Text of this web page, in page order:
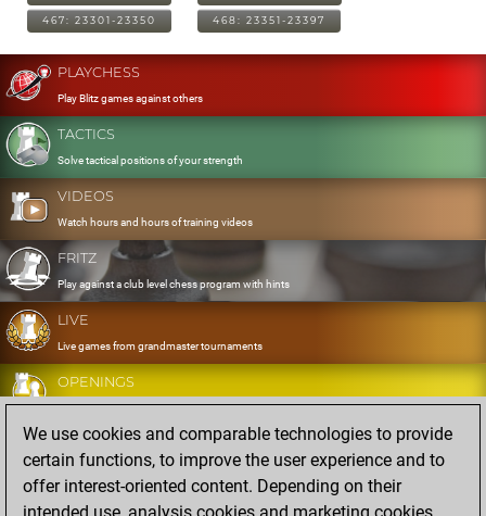
467: 23301-23350 468: 23351-23397
PLAYCHESS
Play Blitz games against others
TACTICS
Solve tactical positions of your strength
VIDEOS
Watch hours and hours of training videos
FRITZ
Play against a club level chess program with hints
LIVE
Live games from grandmaster tournaments
OPENINGS
Develop and exercise your openings
DATABASE
Eight million strong games
MYGAMES
We use cookies and comparable technologies to provide
certain functions, to improve the user experience and to
offer interest-oriented content. Depending on their